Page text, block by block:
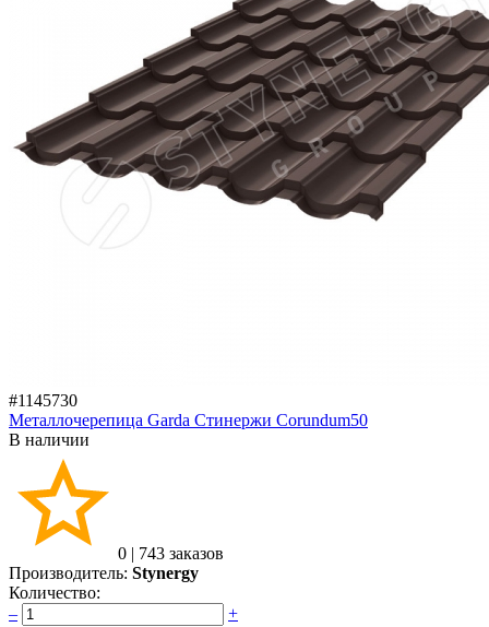
#1145730
Металлочерепица Garda Стинержи Corundum50
В наличии
0 | 743 заказов
Производитель: Stynergy
Количество:
–
+